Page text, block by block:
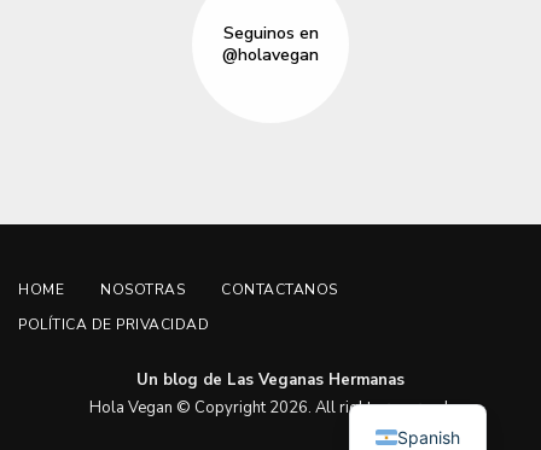
Seguinos en
@holavegan
HOME NOSOTRAS
CONTACTANOS
POLÍTICA DE PRIVACIDAD
Un blog de Las Veganas Hermanas
Hola Vegan © Copyright 2026. All rights reserved.
Spanish
English